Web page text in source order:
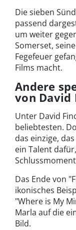
Die sieben
passend
um weiter
Somerset,
Fegefeuer
Films macht.
Andere
von David
Unter David
beliebtesten.
das einzige,
ein Talent
Das Ende von
ikonisches
"Where is My
Marla auf die
Bild.